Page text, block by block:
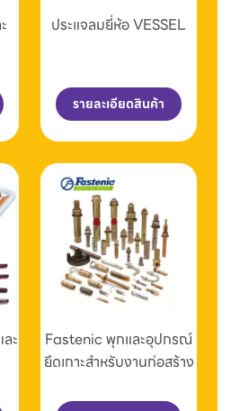
ประแจลมยี่ห้อ VESSEL
รายละเอียดสินค้า
ะ
Fastenic พุกและอุปกรณ์
ยึดเกาะสำหรับงานก่อสร้าง